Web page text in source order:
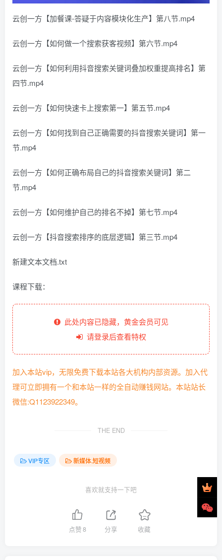
云创一方【加餐课-答疑于内容模块化生产】第八节.mp4
云创一方【如何做一个搜索获客视频】第六节.mp4
云创一方【如何利用抖音搜索关键词叠加权重提高排名】第
四节.mp4
云创一方【如何快速卡上搜索第一】第五节.mp4
云创一方【如何找到自己正确需要的抖音搜索关键词】第一
节.mp4
云创一方【如何正确布局自己的抖音搜索关键词】第二
节.mp4
云创一方【如何维护自己的排名不掉】第七节.mp4
云创一方【抖音搜索排序的底层逻辑】第三节.mp4
新建文本文档.txt
课程下载：
此处内容已隐藏，黄金会员可见
请登录后查看特权
加入本站vip，无限免费下载本站各大机构内部资源。加入代
理可立即拥有一个和本站一样的全自动赚钱网站。本站站长
微信:Q1123922349。
THE END
VIP专区 新媒体.短视频
喜欢就支持一下吧
点赞8 分享 收藏